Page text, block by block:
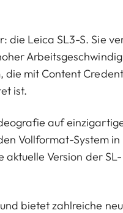
die Leica SL3-S. Sie
die mit Content
ist.
auf
Vollformat-System
Version der SL-
bietet zahlreiche